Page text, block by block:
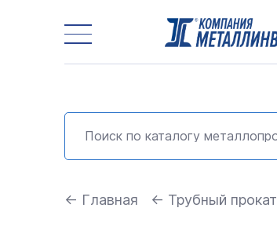
← Главная ← Трубный прокат